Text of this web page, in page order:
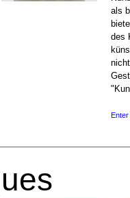
als
des
Enter